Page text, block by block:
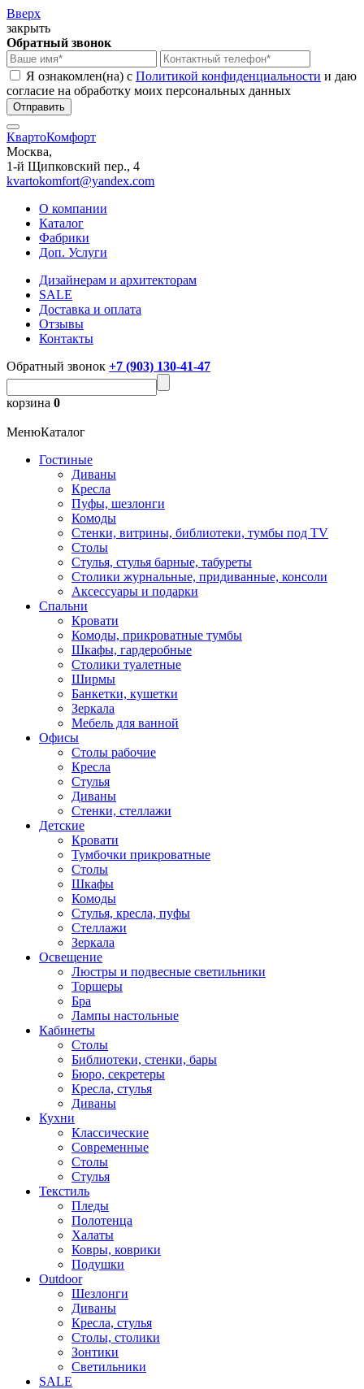
Вверх
закрыть
Обратный звонок
Я ознакомлен(на) с Политикой конфиденциальности и даю
согласие на обработку моих персональных данных
КвартоКомфорт
Москва,
1-й Щипковский пер., 4
kvartokomfort@yandex.com
О компании
Каталог
Фабрики
Доп. Услуги
Дизайнерам и архитекторам
SALE
Доставка и оплата
Отзывы
Контакты
Обратный звонок +7 (903) 130-41-47
корзина 0
МенюКаталог
Гостиные
Диваны
Кресла
Пуфы, шезлонги
Комоды
Стенки, витрины, библиотеки, тумбы под TV
Столы
Стулья, стулья барные, табуреты
Столики журнальные, придиванные, консоли
Аксессуары и подарки
Спальни
Кровати
Комоды, прикроватные тумбы
Шкафы, гардеробные
Столики туалетные
Ширмы
Банкетки, кушетки
Зеркала
Мебель для ванной
Офисы
Столы рабочие
Кресла
Стулья
Диваны
Стенки, стеллажи
Детские
Кровати
Тумбочки прикроватные
Столы
Шкафы
Комоды
Стулья, кресла, пуфы
Стеллажи
Зеркала
Освещение
Люстры и подвесные светильники
Торшеры
Бра
Лампы настольные
Кабинеты
Столы
Библиотеки, стенки, бары
Бюро, секретеры
Кресла, стулья
Диваны
Кухни
Классические
Современные
Столы
Стулья
Текстиль
Пледы
Полотенца
Халаты
Ковры, коврики
Подушки
Outdoor
Шезлонги
Диваны
Кресла, стулья
Столы, столики
Зонтики
Светильники
SALE